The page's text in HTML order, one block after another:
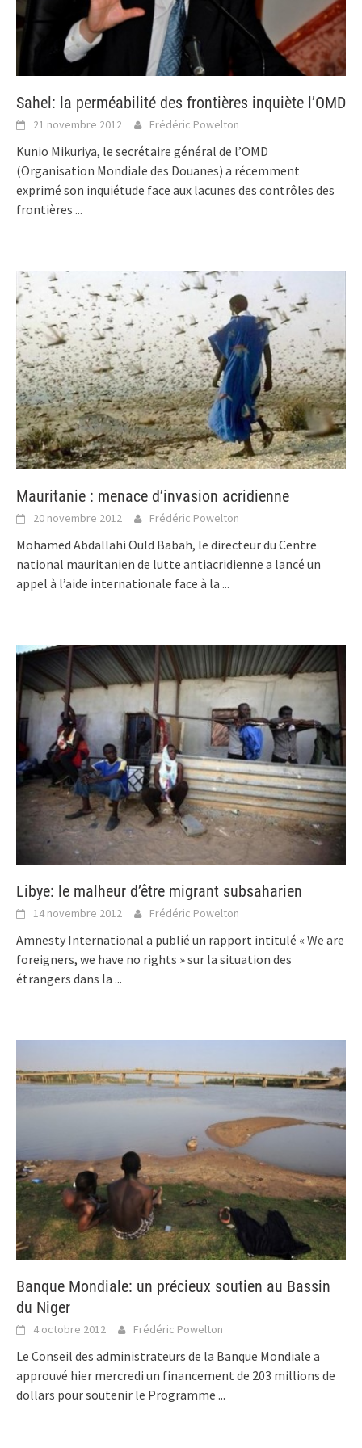
Sahel: la perméabilité des frontières inquiète l’OMD
21 novembre 2012 Frédéric Powelton
Kunio Mikuriya, le secrétaire général de l’OMD
(Organisation Mondiale des Douanes) a récemment
exprimé son inquiétude face aux lacunes des contrôles des
frontières ...
Mauritanie : menace d’invasion acridienne
20 novembre 2012 Frédéric Powelton
Mohamed Abdallahi Ould Babah, le directeur du Centre
national mauritanien de lutte antiacridienne a lancé un
appel à l’aide internationale face à la ...
Libye: le malheur d’être migrant subsaharien
14 novembre 2012 Frédéric Powelton
Amnesty International a publié un rapport intitulé « We are
foreigners, we have no rights » sur la situation des
étrangers dans la ...
Banque Mondiale: un précieux soutien au Bassin
du Niger
4 octobre 2012 Frédéric Powelton
Le Conseil des administrateurs de la Banque Mondiale a
approuvé hier mercredi un financement de 203 millions de
dollars pour soutenir le Programme ...